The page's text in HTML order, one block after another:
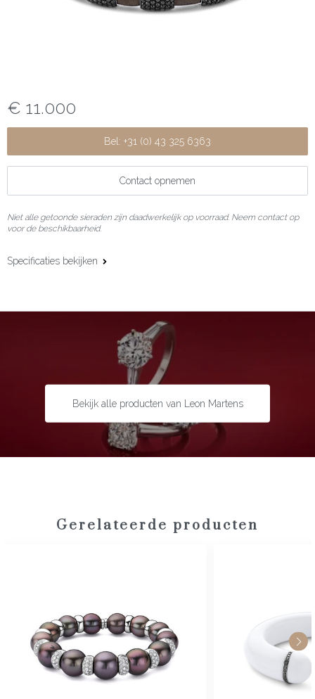
€ 11.000
Bel: +31 (0) 43 325 6363
Contact opnemen
Niet alle getoonde sieraden zijn daadwerkelijk op voorraad. Neem contact op
voor de beschikbaarheid.
Specificaties bekijken
Leder
Pavégezet
Zwarte diamant
Briljant
Bekijk alle producten van Leon Martens
Gerelateerde producten